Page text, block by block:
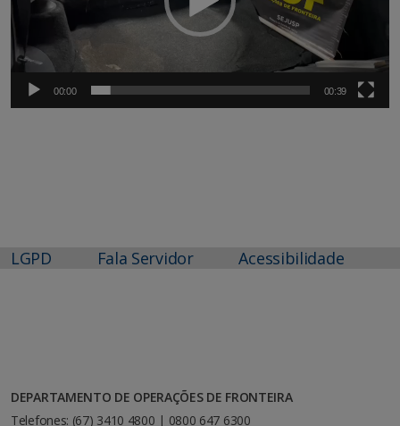
00:00 00:39
LGPD Fala Servidor Acessibilidade
DEPARTAMENTO DE OPERAÇÕES DE FRONTEIRA
Telefones: (67) 3410 4800 | 0800 647 6300